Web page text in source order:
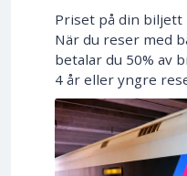
Priset på din
När du reser med
betalar du 50% av
4 år eller yngre